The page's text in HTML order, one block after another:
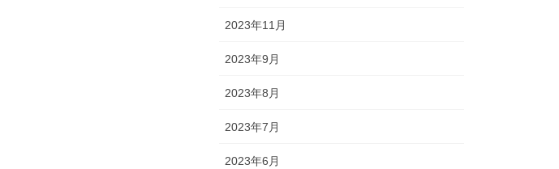
2023年11月
2023年9月
2023年8月
2023年7月
2023年6月